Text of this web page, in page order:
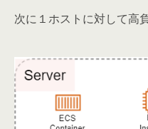
次に１ホストに対して高